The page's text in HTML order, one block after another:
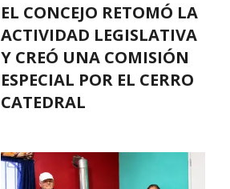
EL CONCEJO RETOMÓ LA
ACTIVIDAD LEGISLATIVA
Y CREÓ UNA COMISIÓN
ESPECIAL POR EL CERRO
CATEDRAL